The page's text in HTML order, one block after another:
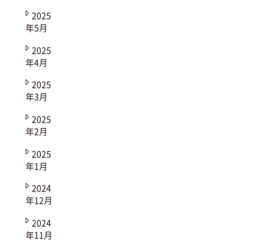
2025
年5月
2025
年4月
2025
年3月
2025
年2月
2025
年1月
2024
年12月
2024
年11月